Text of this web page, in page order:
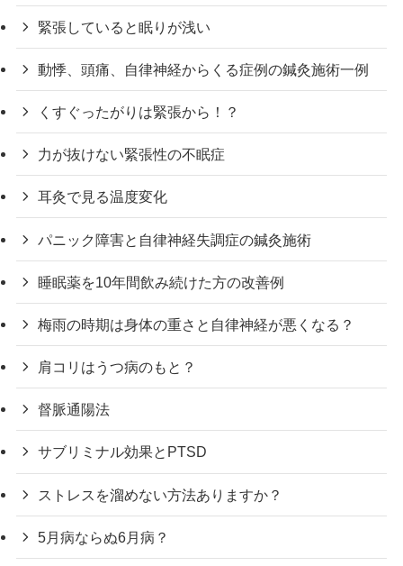
緊張していると眠りが浅い
動悸、頭痛、自律神経からくる症例の鍼灸施術一例
くすぐったがりは緊張から！？
力が抜けない緊張性の不眠症
耳灸で見る温度変化
パニック障害と自律神経失調症の鍼灸施術
睡眠薬を10年間飲み続けた方の改善例
梅雨の時期は身体の重さと自律神経が悪くなる？
肩コリはうつ病のもと？
督脈通陽法
サブリミナル効果とPTSD
ストレスを溜めない方法ありますか？
5月病ならぬ6月病？